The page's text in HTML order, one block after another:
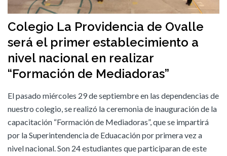
Colegio La Providencia de Ovalle
será el primer establecimiento a
nivel nacional en realizar
“Formación de Mediadoras”
El pasado miércoles 29 de septiembre en las dependencias de
nuestro colegio, se realizó la ceremonia de inauguración de la
capacitación “Formación de Mediadoras”, que se impartirá
por la Superintendencia de Eduacación por primera vez a
nivel nacional. Son 24 estudiantes que participaran de este